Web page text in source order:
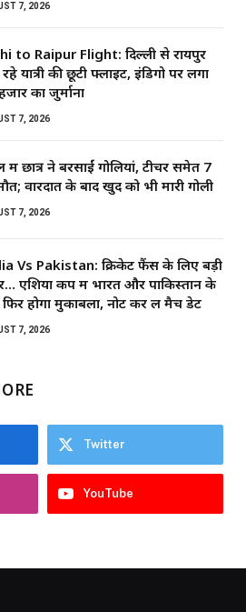
7, 2026
to Raipur Flight: दिल्ली से रायपुर
यात्री की छूटी फ्लाइट, इंडिगो पर लगा
का जुर्माना
7, 2026
छात्र ने बरसाईं गोलियां, टीचर समेत 7
वारदात के बाद खुद को भी मारी गोली
7, 2026
Vs Pakistan: क्रिकेट फैंस के लिए बड़ी
एशिया कप में भारत और पाकिस्तान के
फिर होगा मुकाबला, नोट कर लें मैच डेट
7, 2026
Twitter
YouTube